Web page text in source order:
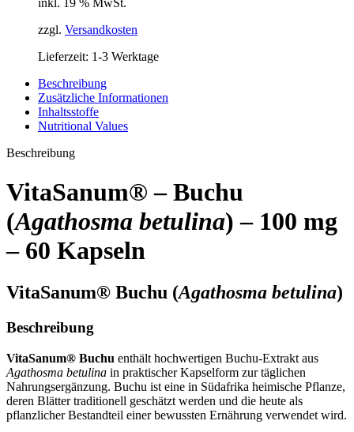
inkl. 19 % MwSt.
zzgl. Versandkosten
Lieferzeit: 1-3 Werktage
Beschreibung
Zusätzliche Informationen
Inhaltsstoffe
Nutritional Values
Beschreibung
VitaSanum® – Buchu
(Agathosma betulina) – 100 mg
– 60 Kapseln
VitaSanum® Buchu (Agathosma betulina)
Beschreibung
VitaSanum® Buchu enthält hochwertigen Buchu-Extrakt aus
Agathosma betulina in praktischer Kapselform zur täglichen
Nahrungsergänzung. Buchu ist eine in Südafrika heimische Pflanze,
deren Blätter traditionell geschätzt werden und die heute als
pflanzlicher Bestandteil einer bewussten Ernährung verwendet wird.